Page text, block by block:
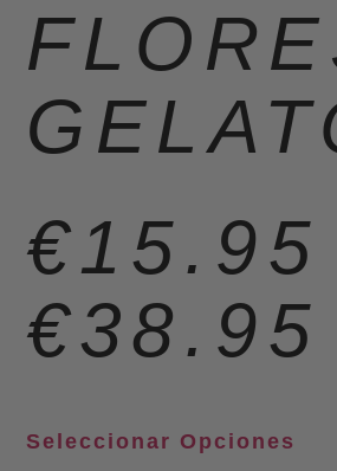
€15.95
€38.95
Seleccionar Opciones